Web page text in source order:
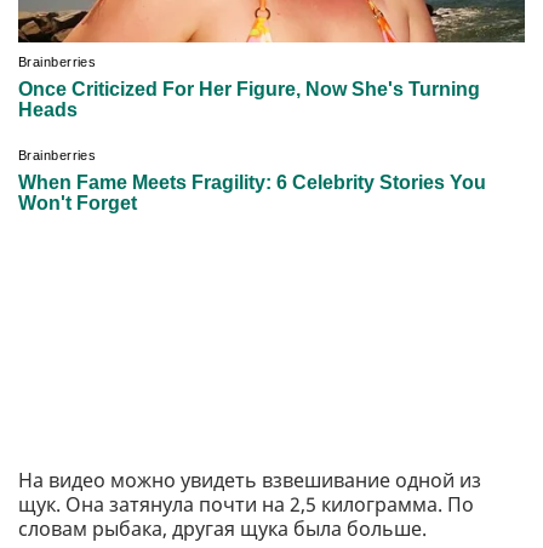
На видео можно увидеть взвешивание одной из
щук. Она затянула почти на 2,5 килограмма. По
словам рыбака, другая щука была больше.